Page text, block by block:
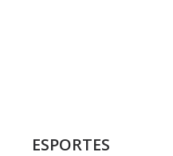
ESPORTES